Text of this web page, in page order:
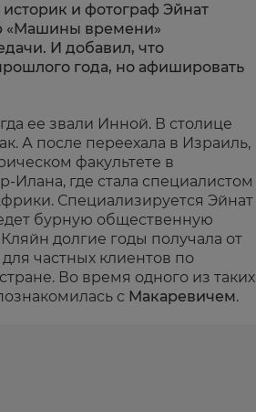
и фотограф Эйнат
«Машины времени»
И добавил, что
года, но афишировать
ее звали Инной. В столице
А после переехала в Израиль,
факультете в
где стала специалистом
Специализируется Эйнат
бурную общественную
долгие годы получала от
частных клиентов по
Во время одного из таких
с Макаревичем.